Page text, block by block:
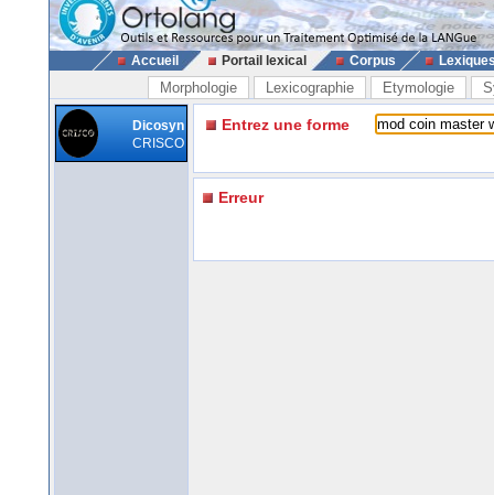
Accueil Portail lexical Corpus
Morphologie Lexicographie Etymologie
Dicosyn
CRISCO
Entrez une forme
Erreur